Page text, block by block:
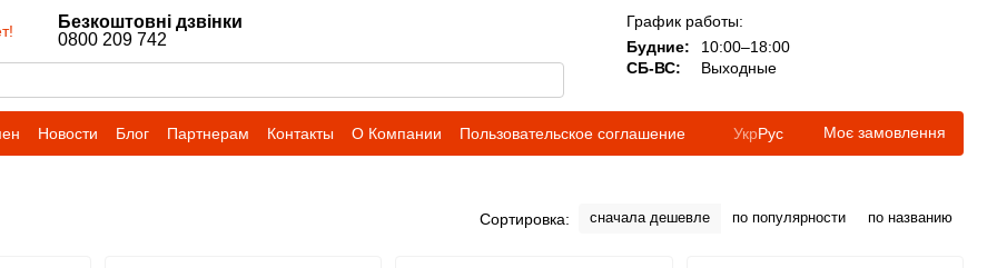
Безкоштовні дзвінки
0800 209 742
График работы:
Будние:
10:00–18:00
СБ-ВС:
Выходные
Новости Блог Партнерам Контакты О Компании Пользовательское соглашение УкрРус Моє замовлення
Сортировка: сначала дешевле по популярности по названию